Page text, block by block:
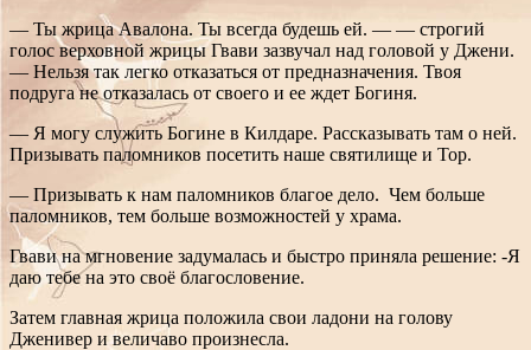
— Ты жрица Авалона. Ты всегда будешь ей. — — строгий
голос верховной жрицы Гвави зазвучал над головой у Джени.
— Нельзя так легко отказаться от предназначения. Твоя
подруга не отказалась от своего и ее ждет Богиня.
— Я могу служить Богине в Килдаре. Рассказывать там о ней.
Призывать паломников посетить наше святилище и Тор.
— Призывать к нам паломников благое дело. Чем больше
паломников, тем больше возможностей у храма.
Гвави на мгновение задумалась и быстро приняла решение: -Я
даю тебе на это своё благословение.
Затем главная жрица положила свои ладони на голову
Дженивер и величаво произнесла.